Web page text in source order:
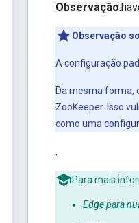
Observação
Observação
A configuração
Da mesma forma,
ZooKeeper. Isso
como uma
.
Para mais
Edge para